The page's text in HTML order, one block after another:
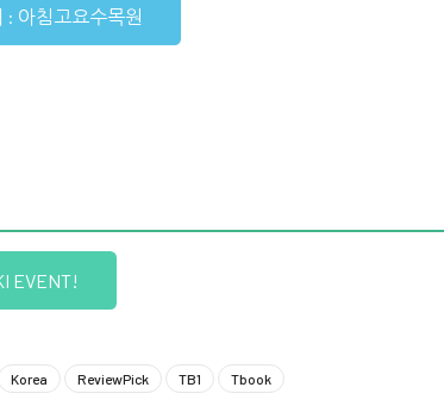
: 아침고요수목원
EVENT!
Korea ReviewPick TB1 Tbook